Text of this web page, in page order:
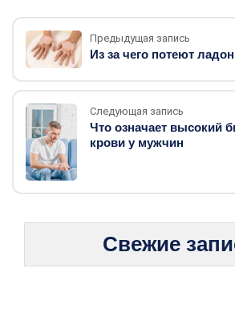
Предыдущая запись
Из за чего потеют
Следующая запись
Что означает высокий
крови у мужчин
Свежие